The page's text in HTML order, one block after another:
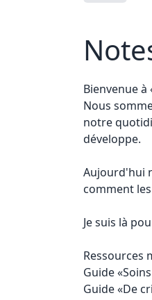
Bienvenue à
Nous
notre
développe.
Aujourd'hui
comment
Je suis là
Ressources
Guide
Guide «De